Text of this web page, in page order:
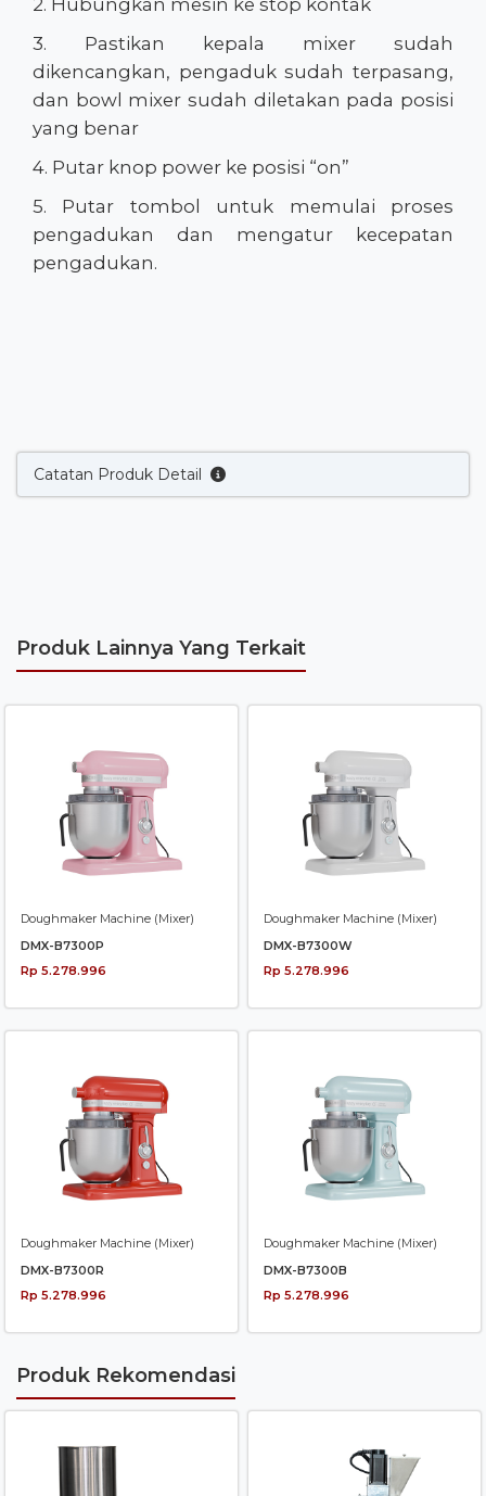
2. Hubungkan mesin ke stop kontak
3. Pastikan kepala mixer sudah
dikencangkan, pengaduk sudah terpasang,
dan bowl mixer sudah diletakan pada posisi
yang benar
4. Putar knop power ke posisi “on”
5. Putar tombol untuk memulai proses
pengadukan dan mengatur kecepatan
pengadukan.
Catatan Produk Detail
Produk Lainnya Yang Terkait
Doughmaker Machine (Mixer)
DMX-B7300P
Rp 5.278.996
Doughmaker Machine (Mixer)
DMX-B7300W
Rp 5.278.996
Doughmaker Machine (Mixer)
DMX-B7300R
Rp 5.278.996
Doughmaker Machine (Mixer)
DMX-B7300B
Rp 5.278.996
Produk Rekomendasi